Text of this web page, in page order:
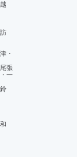
・
張
一